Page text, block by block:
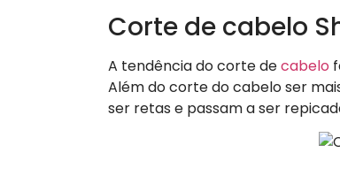
Corte de cabelo
A tendência do corte decabelo
Além do corte do cabelo ser
ser retas e passam a ser